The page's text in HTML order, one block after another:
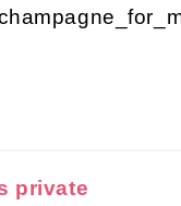
private